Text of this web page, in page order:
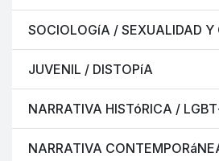
SOCIOLOGíA / SEXUALIDAD Y
JUVENIL / DISTOPíA
NARRATIVA HISTóRICA /
NARRATIVA